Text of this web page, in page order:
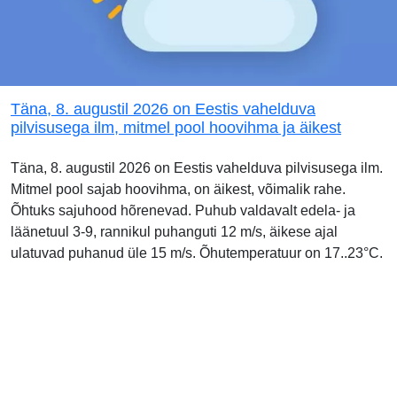
Täna, 8. augustil 2026 on Eestis vahelduva
pilvisusega ilm, mitmel pool hoovihma ja äikest
Täna, 8. augustil 2026 on Eestis vahelduva pilvisusega ilm.
Mitmel pool sajab hoovihma, on äikest, võimalik rahe.
Õhtuks sajuhood hõrenevad. Puhub valdavalt edela- ja
läänetuul 3-9, rannikul puhanguti 12 m/s, äikese ajal
ulatuvad puhanud üle 15 m/s. Õhutemperatuur on 17..23°C.